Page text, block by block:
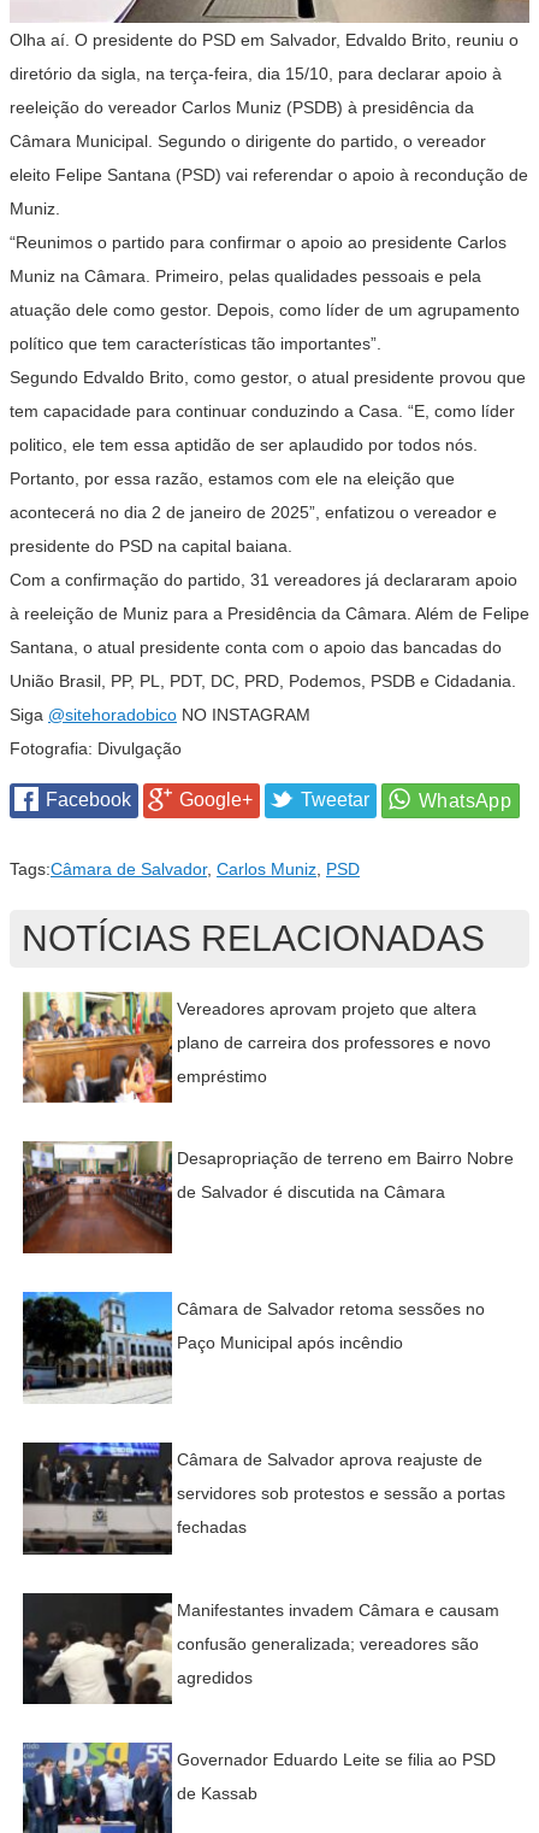
Olha aí. O presidente do PSD em Salvador, Edvaldo Brito, reuniu o
diretório da sigla, na terça-feira, dia 15/10, para declarar apoio à
reeleição do vereador Carlos Muniz (PSDB) à presidência da
Câmara Municipal. Segundo o dirigente do partido, o vereador
eleito Felipe Santana (PSD) vai referendar o apoio à recondução de
Muniz.
“Reunimos o partido para confirmar o apoio ao presidente Carlos
Muniz na Câmara. Primeiro, pelas qualidades pessoais e pela
atuação dele como gestor. Depois, como líder de um agrupamento
político que tem características tão importantes”.
Segundo Edvaldo Brito, como gestor, o atual presidente provou que
tem capacidade para continuar conduzindo a Casa. “E, como líder
politico, ele tem essa aptidão de ser aplaudido por todos nós.
Portanto, por essa razão, estamos com ele na eleição que
acontecerá no dia 2 de janeiro de 2025”, enfatizou o vereador e
presidente do PSD na capital baiana.
Com a confirmação do partido, 31 vereadores já declararam apoio
à reeleição de Muniz para a Presidência da Câmara. Além de Felipe
Santana, o atual presidente conta com o apoio das bancadas do
União Brasil, PP, PL, PDT, DC, PRD, Podemos, PSDB e Cidadania.
Siga @sitehoradobico NO INSTAGRAM
Fotografia: Divulgação
Facebook Google+ Tweetar
Tags:Câmara de Salvador, Carlos Muniz PSD
NOTÍCIAS RELACIONADAS
Vereadores aprovam projeto que altera
plano de carreira dos professores e novo
empréstimo
Desapropriação de terreno em Bairro Nobre
de Salvador é discutida na Câmara
Câmara de Salvador retoma sessões no
Paço Municipal após incêndio
Câmara de Salvador aprova reajuste de
servidores sob protestos e sessão a portas
fechadas
Manifestantes invadem Câmara e causam
confusão generalizada; vereadores são
agredidos
Governador Eduardo Leite se filia ao PSD
de Kassab